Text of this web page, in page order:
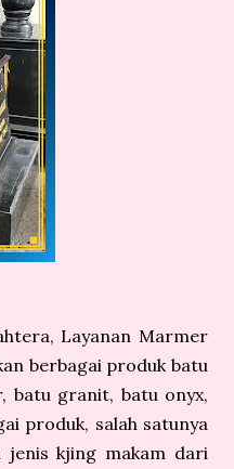
Layanan Marmer
berbagai produk batu
batu granit, batu onyx,
produk, salah satunya
jenis kjing makam dari